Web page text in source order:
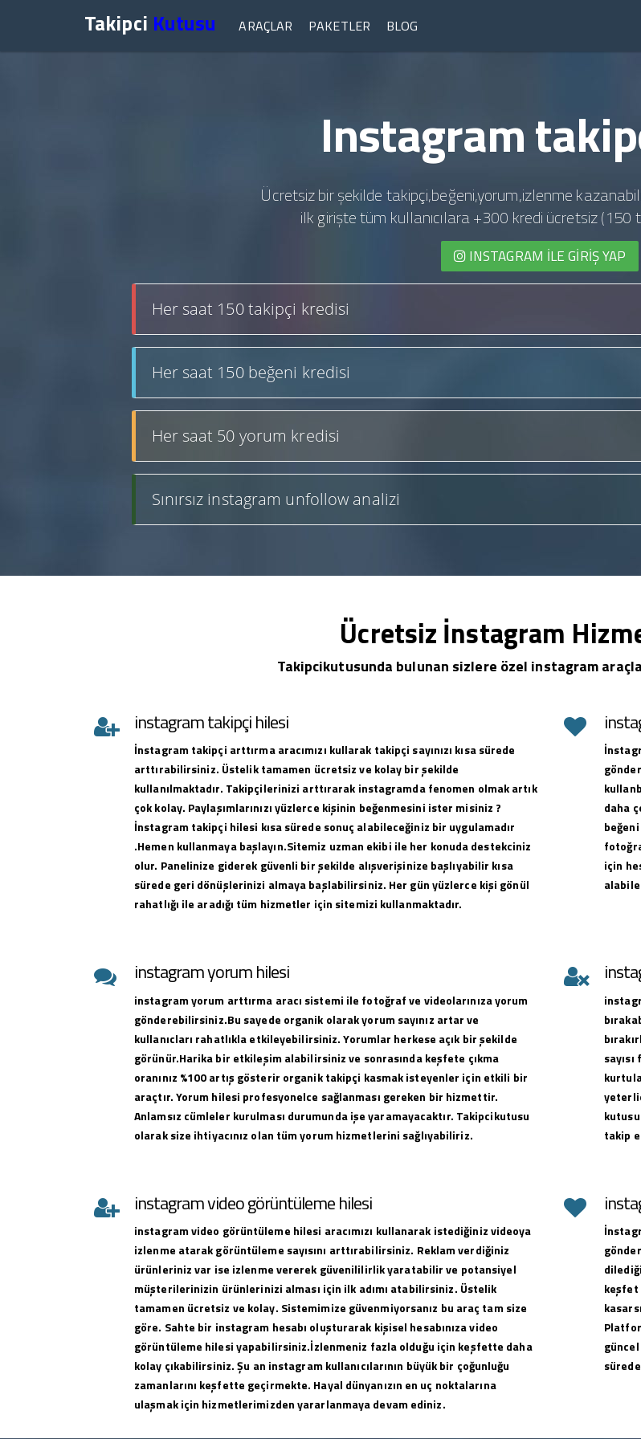
Takipci Kutusu ARAÇLAR PAKETLER BLOG
Instagram
Ücretsiz bir şekilde takipçi,beğeni,yorum,izlenme
ilk girişte tüm kullanıcılara +300 kredi ücretsiz (150
INSTAGRAM İLE GIRIŞ YAP
Her saat 150 takipçi kredisi
Her saat 150 beğeni kredisi
Her saat 50 yorum kredisi
Sınırsız instagram unfollow analizi
Ücretsiz İnstagram
Takipcikutusunda bulunan sizlere özel instagram
instagram takipçi hilesi
İnstagram takipçi arttırma aracımızı kullarak takipçi sayınızı kısa sürede
arttırabilirsiniz. Üstelik tamamen ücretsiz ve kolay bir şekilde
kullanılmaktadır. Takipçilerinizi arttırarak instagramda fenomen olmak artık
çok kolay. Paylaşımlarınızı yüzlerce kişinin beğenmesini ister misiniz ?
İnstagram takipçi hilesi kısa sürede sonuç alabileceğiniz bir uygulamadır
.Hemen kullanmaya başlayın.Sitemiz uzman ekibi ile her konuda destekciniz
olur. Panelinize giderek güvenli bir şekilde alışverişinize başlıyabilir kısa
sürede geri dönüşlerinizi almaya başlabilirsiniz. Her gün yüzlerce kişi gönül
rahatlığı ile aradığı tüm hizmetler için sitemizi kullanmaktadır.
daha
için
instagram yorum hilesi
instagram yorum arttırma aracı sistemi ile fotoğraf ve videolarınıza yorum
gönderebilirsiniz.Bu sayede organik olarak yorum sayınız artar ve
kullanıcları rahatlıkla etkileyebilirsiniz. Yorumlar herkese açık bir şekilde
görünür.Harika bir etkileşim alabilirsiniz ve sonrasında keşfete çıkma
oranınız %100 artış gösterir organik takipçi kasmak isteyenler için etkili bir
araçtır. Yorum hilesi profesyonelce sağlanması gereken bir hizmettir.
Anlamsız cümleler kurulması durumunda işe yaramayacaktır. Takipcikutusu
olarak size ihtiyacınız olan tüm yorum hizmetlerini sağlıyabiliriz.
takip
instagram video görüntüleme hilesi
instagramvideo görüntüleme hilesi aracımızı kullanarak istediğiniz videoya
izlenme atarak görüntüleme sayısını arttırabilirsiniz. Reklam verdiğiniz
ürünleriniz var ise izlenme vererek güvenililirlik yaratabilir ve potansiyel
müşterilerinizin ürünlerinizi alması için ilk adımı atabilirsiniz. Üstelik
tamamen ücretsiz ve kolay. Sistemimize güvenmiyorsanız bu araç tam size
göre. Sahte bir instagram hesabı oluşturarak kişisel hesabınıza video
görüntüleme hilesi yapabilirsiniz.İzlenmeniz fazla olduğu için keşfette daha
kolay çıkabilirsiniz. Şu an instagram kullanıcılarının büyük bir çoğunluğu
zamanlarını keşfette geçirmekte. Hayal dünyanızın en uç noktalarına
ulaşmak için hizmetlerimizden yararlanmaya devam ediniz.
keşfet